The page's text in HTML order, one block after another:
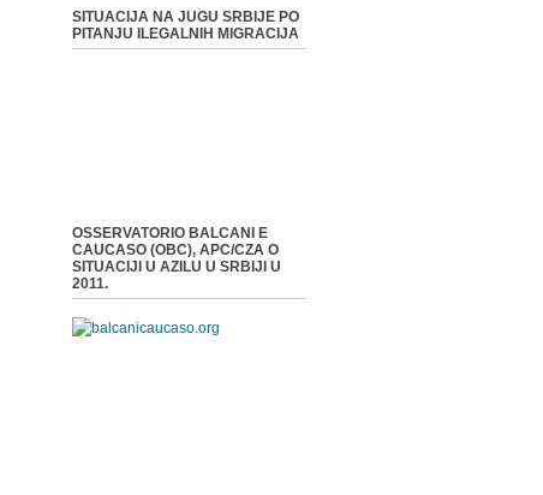
SITUACIJA NA JUGU SRBIJE PO
PITANJU ILEGALNIH MIGRACIJA
OSSERVATORIO BALCANI E
CAUCASO (OBC), APC/CZA O
SITUACIJI U AZILU U SRBIJI U
2011.